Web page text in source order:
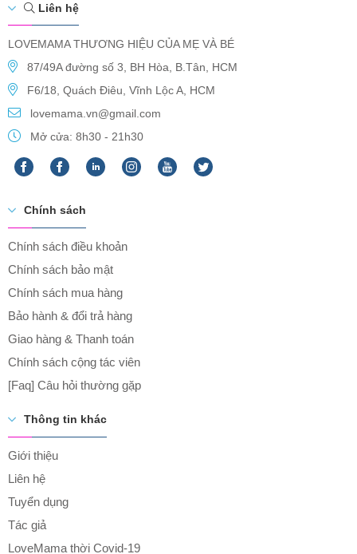
Liên hệ
LOVEMAMA THƯƠNG HIỆU CỦA MẸ VÀ BÉ
87/49A đường số 3, BH Hòa, B.Tân, HCM
F6/18, Quách Điêu, Vĩnh Lộc A, HCM
lovemama.vn@gmail.com
Mở cửa: 8h30 - 21h30
Chính sách
Chính sách điều khoản
Chính sách bảo mật
Chính sách mua hàng
Bảo hành & đổi trả hàng
Giao hàng & Thanh toán
Chính sách cộng tác viên
[Faq] Câu hỏi thường gặp
Thông tin khác
Giới thiệu
Liên hệ
Tuyển dụng
Tác giả
LoveMama thời Covid-19